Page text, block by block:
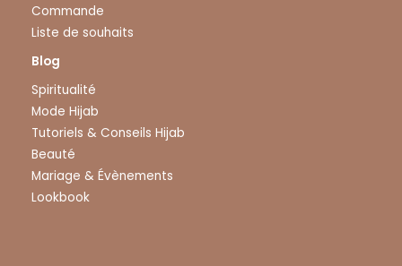
Commande
Liste de souhaits
Blog
Spiritualité
Mode Hijab
Tutoriels & Conseils Hijab
Beauté
Mariage & Évènements
Lookbook